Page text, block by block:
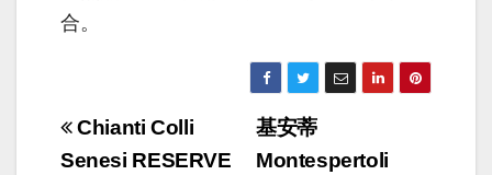
合。
Navigazione基安蒂
Montespertoli
Chianti Colli
Senesi RESERVE